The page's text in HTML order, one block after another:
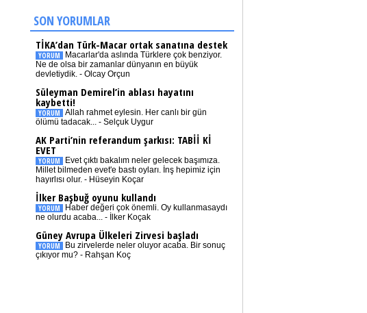
SON YORUMLAR
TİKA’dan Türk-Macar ortak sanatına destek
YORUM
Macarlar'da aslında Türklere çok benziyor.
Ne de olsa bir zamanlar dünyanın en büyük
devletiydik. - Olcay Orçun
Süleyman Demirel’in ablası hayatını
kaybetti!
YORUM Allah rahmet eylesin. Her canlı bir gün
ölümü tadacak... - Selçuk Uygur
AK Parti’nin referandum şarkısı: TABİİ Kİ
EVET
YORUM
Evet çıktı bakalım neler gelecek başımıza.
Millet bilmeden evet'e bastı oyları. İnş hepimiz için
hayırlısı olur. - Hüseyin Koçar
İlker Başbuğ oyunu kullandı
YORUM
Haber değeri çok önemli. Oy kullanmasaydı
ne olurdu acaba... - İlker Koçak
Güney Avrupa Ülkeleri Zirvesi başladı
YORUM
Bu zirvelerde neler oluyor acaba. Bir sonuç
çıkıyor mu? - Rahşan Koç